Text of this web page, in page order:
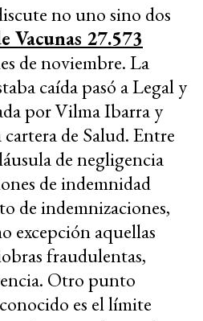
no uno sino dos
Vacunas 27.573
de noviembre. La
caída pasó a Legal y
por Vilma Ibarra y
de Salud. Entre
de negligencia
de indemnidad
de indemnizaciones,
excepción aquellas
fraudulentas,
Otro punto
es el límite